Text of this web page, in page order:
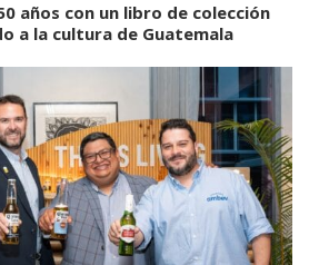
años con un libro de colección
a la cultura de Guatemala